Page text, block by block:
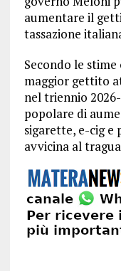
aumentare il
tassazione
Secondo le
maggior gettito
nel triennio
popolare di
sigarette, e-cig e
avvicina al